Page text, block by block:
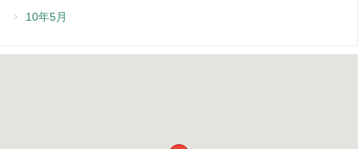
10年5月